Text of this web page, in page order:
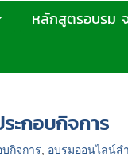
หลักสูตรอบรม
ะกอบกิจการ
กิจการ อบรมออนไลน์ส